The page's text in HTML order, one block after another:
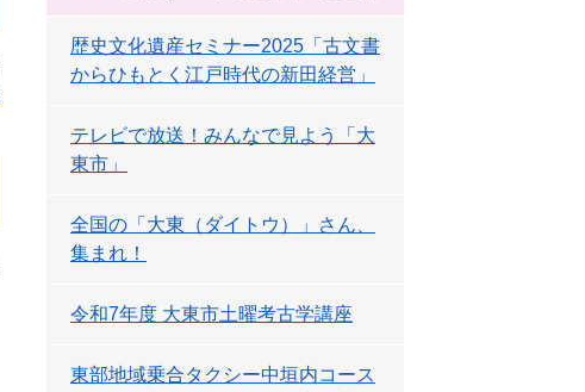
歴史文化遺産セミナー2025「古文書
からひもとく江戸時代の新田経営」
テレビで放送！みんなで見よう「大
東市」
全国の「大東（ダイトウ）」さん、
集まれ！
令和7年度 大東市土曜考古学講座
東部地域乗合タクシー中垣内コース